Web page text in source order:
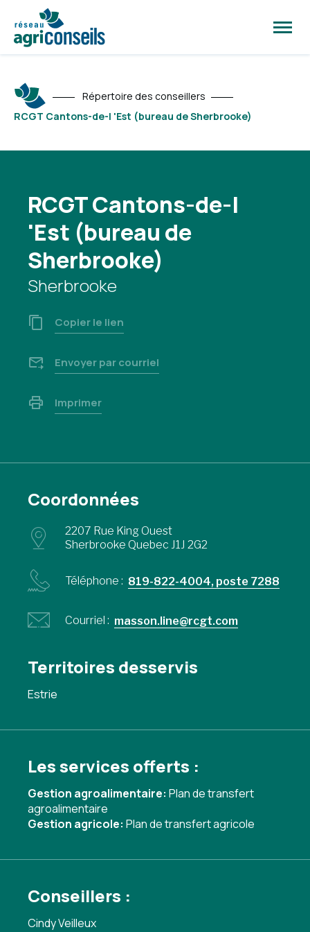
la
Répertoire des conseillers
RCGT Cantons-de-l 'Est (bureau de Sherbrooke)
RCGT Cantons-de-l
'Est (bureau de
Sherbrooke)
Sherbrooke
Copier le lien
Envoyer par courriel
Imprimer
Coordonnées
2207 Rue King Ouest
Sherbrooke Quebec J1J 2G2
Téléphone : 819-822-4004, poste 7288
Courriel : masson.line@rcgt.com
Territoires desservis
Estrie
Les services offerts :
Gestion agroalimentaire: Plan de transfert
agroalimentaire
Gestion agricole: Plan de transfert agricole
Conseillers :
Cindy Veilleux